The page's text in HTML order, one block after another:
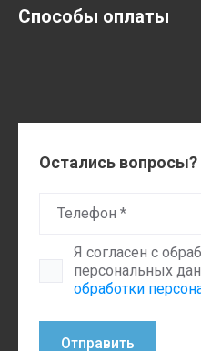
Способы оплаты
Остались вопросы?
Я согласен с
персональных
обработки
Отправить